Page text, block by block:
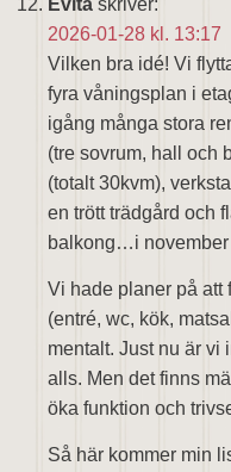
2026-01-28 kl. 13:17
Vilken bra idé! Vi
fyra våningsplan i
igång många stora
(tre sovrum, hall och
(totalt 30kvm),
en trött trädgård och
balkong…i november
Vi hade planer på att
(entré, wc, kök,
mentalt. Just nu är vi
alls. Men det finns
öka funktion och
Så här kommer min